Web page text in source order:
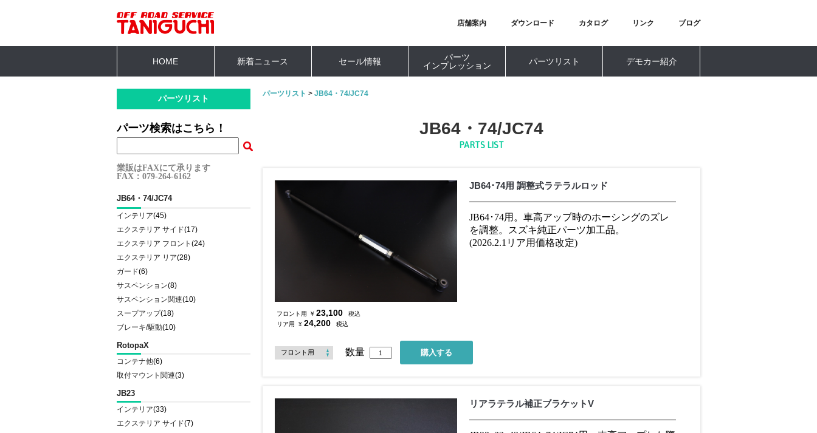
店舗案内 ダウンロード カタログ リンク ブログ
HOME 新着ニュース セール情報
パーツ
インプレッション
パーツリスト デモカー紹介
パーツリスト
パーツ検索はこちら！
業販はFAXにて承ります
FAX：079-264-6162
JB64・74/JC74
インテリア(45)
エクステリア サイド(17)
エクステリア フロント (24)
エクステリア リア(28)
ガード(6)
サスペンション(8)
サスペンション関連(10)
スープアップ(18)
ブレーキ/駆動(10)
RotopaX
コンテナ他(6)
取付マウント関連(3)
JB23
インテリア(33)
エクステリア サイド(7)
パーツリスト > JB64・74/JC74
JB64・74/JC74
PARTS LIST
JB64･74用 調整式ラテラルロッド
JB64･74用。車高アップ時のホーシングのズレ
を調整。スズキ純正パーツ加工品。
(2026.2.1リア用価格改定)
フロント用 ¥ 23,100
税込
リア用
¥ 24,200 税込
数量
リアラテラル補正ブラケットV